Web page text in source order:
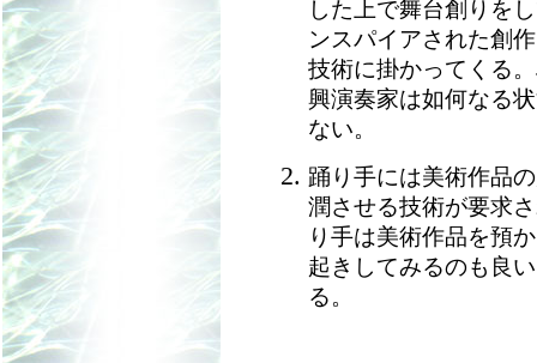
した上で舞台創りを
ンスパイアされた創
技術に掛かってくる
興演奏家は如何なる
ない。
踊り手には美術作品
潤させる技術が要求
り手は美術作品を預
起きしてみるのも良
る。